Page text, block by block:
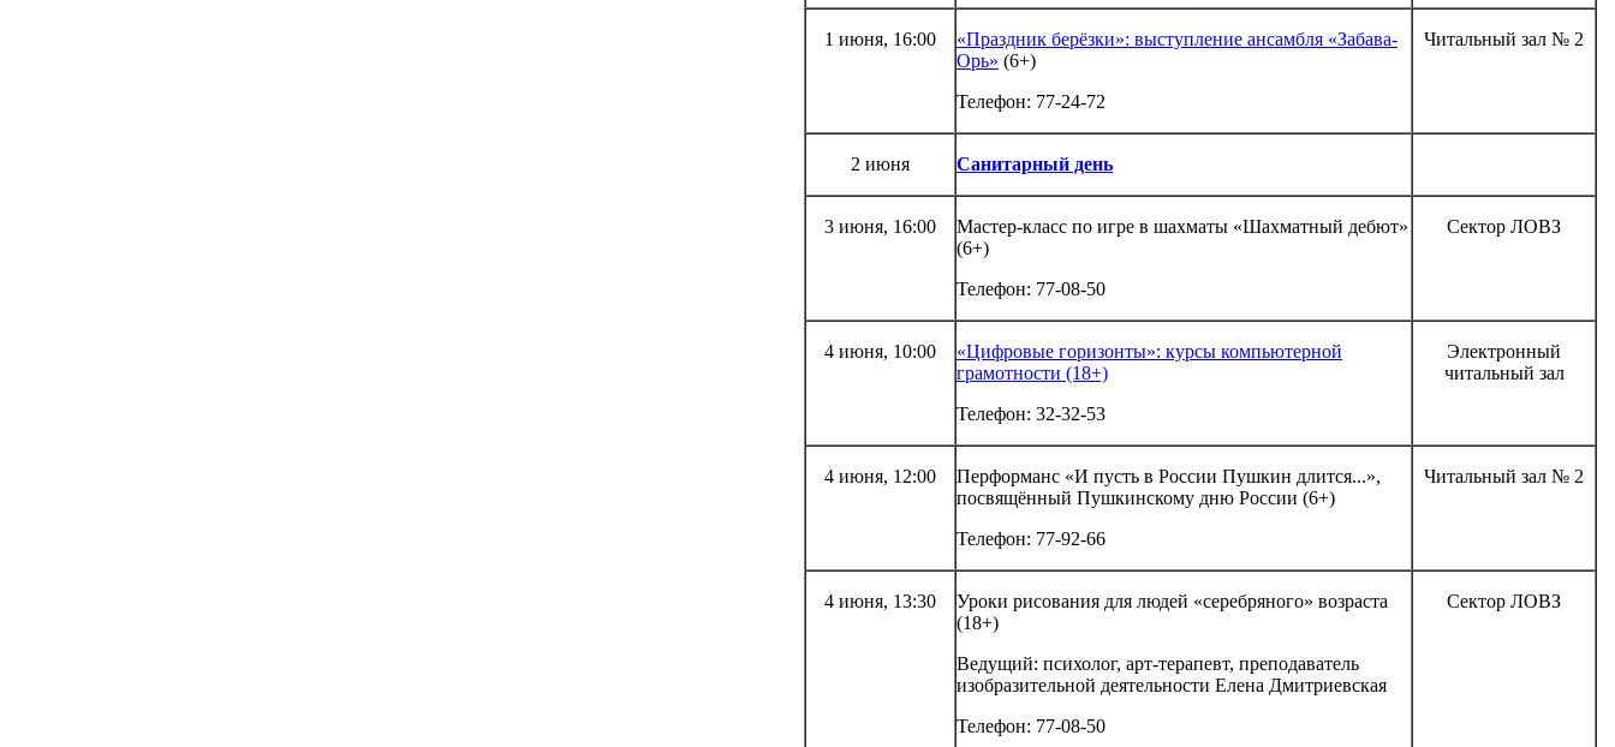
1 июня, 16:00
«Праздник берёзки»: выступление ансамбля «Забава-
Орь» (6+)
Телефон: 77-24-72
Читальный зал № 2
2 июня Санитарный день
3 июня, 16:00
Мастер-класс по игре в шахматы «Шахматный дебют»
(6+)
Телефон: 77-08-50
Сектор ЛОВЗ
4 июня, 10:00
«Цифровые горизонты»: курсы компьютерной
грамотности (18+)
Телефон: 32-32-53
Электронный
читальный зал
4 июня, 12:00
Перформанс «И пусть в России Пушкин длится...»,
посвящённый Пушкинскому дню России (6+)
Телефон: 77-92-66
Читальный зал № 2
4 июня, 13:30
Уроки рисования для людей «серебряного» возраста
(18+)
Ведущий: психолог, арт-терапевт, преподаватель
изобразительной деятельности Елена Дмитриевская
Телефон: 77-08-50
Сектор ЛОВЗ